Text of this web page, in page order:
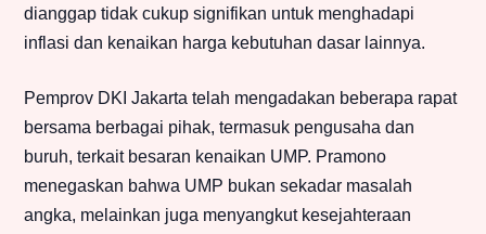
dianggap tidak cukup signifikan untuk menghadapi
inflasi dan kenaikan harga kebutuhan dasar lainnya.
Pemprov DKI Jakarta telah mengadakan beberapa rapat
bersama berbagai pihak, termasuk pengusaha dan
buruh, terkait besaran kenaikan UMP. Pramono
menegaskan bahwa UMP bukan sekadar masalah
angka, melainkan juga menyangkut kesejahteraan